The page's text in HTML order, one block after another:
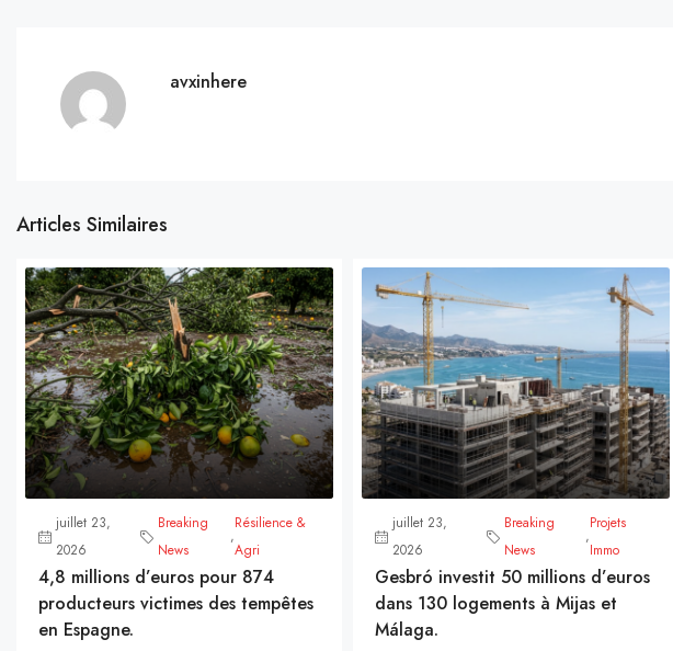
avxinhere
Articles Similaires
juillet 23,
2026
Breaking
News
,
Résilience &
Agri
4,8 millions d’euros pour 874
producteurs victimes des tempêtes
en Espagne.
juillet 23,
2026
Breaking
News
,
Projets
Immo
Gesbró investit 50 millions d’euros
dans 130 logements à Mijas et
Málaga.